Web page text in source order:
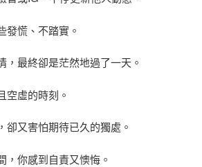
發慌、不踏實。
，最終卻是茫然地過了一天。
空虛的時刻。
卻又害怕期待已久的獨處。
，你感到自責又懊悔。